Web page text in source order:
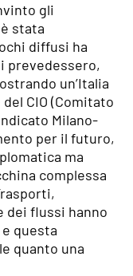
gli
stata
diffusi ha
prevedessero,
un’Italia
CIO (Comitato
Milano-
per il futuro,
ma
complessa
dei flussi hanno
questa
quanto una